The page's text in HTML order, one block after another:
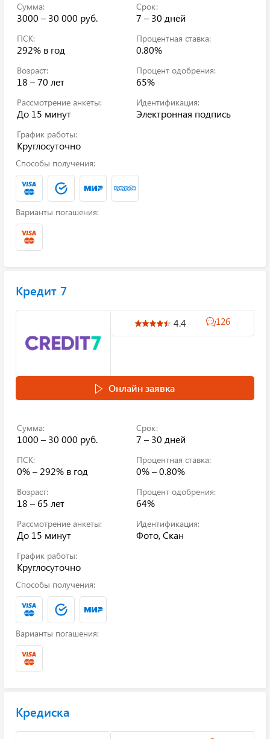
Сумма:
3000 – 30 000 руб.
Срок:
7 – 30 дней
ПСК:
292% в год
Процентная ставка:
0.80%
Возраст:
18 – 70 лет
Процент одобрения:
65%
Рассмотрение анкеты:
До 15 минут
Идентификация:
Электронная подпись
График работы:
Круглосуточно
Способы получения:
Варианты погашения:
Кредит 7
4.4 126
Онлайн заявка
Сумма:
1000 – 30 000 руб.
Срок:
7 – 30 дней
ПСК:
0% – 292% в год
Процентная ставка:
0% – 0.80%
Возраст:
18 – 65 лет
Процент одобрения:
64%
Рассмотрение анкеты:
До 15 минут
Идентификация:
Фото, Скан
График работы:
Круглосуточно
Способы получения:
Варианты погашения:
Кредиска